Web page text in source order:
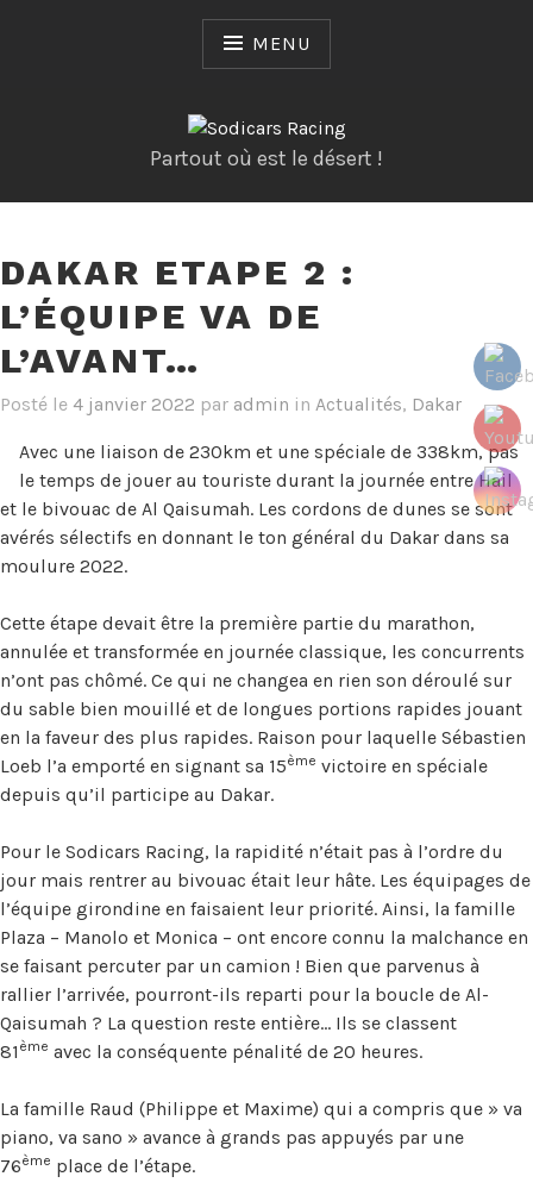
MENU
Partout où est le désert !
DAKAR ETAPE 2 :
L’ÉQUIPE VA DE
L’AVANT…
Posté le 4 janvier 2022 par admin in Actualités, Dakar
Avec une liaison de 230km et une spéciale de 338km, pas
le temps de jouer au touriste durant la journée entre Hail
et le bivouac de Al Qaisumah. Les cordons de dunes se sont
avérés sélectifs en donnant le ton général du Dakar dans sa
moulure 2022.
Cette étape devait être la première partie du marathon,
annulée et transformée en journée classique, les concurrents
n’ont pas chômé. Ce qui ne changea en rien son déroulé sur
du sable bien mouillé et de longues portions rapides jouant
en la faveur des plus rapides. Raison pour laquelle Sébastien
Loeb l’a emporté en signant sa 15ème victoire en spéciale
depuis qu’il participe au Dakar.
Pour le Sodicars Racing, la rapidité n’était pas à l’ordre du
jour mais rentrer au bivouac était leur hâte. Les équipages de
l’équipe girondine en faisaient leur priorité. Ainsi, la famille
Plaza – Manolo et Monica – ont encore connu la malchance en
se faisant percuter par un camion ! Bien que parvenus à
rallier l’arrivée, pourront-ils reparti pour la boucle de Al-
Qaisumah ? La question reste entière… Ils se classent
81 ème avec la conséquente pénalité de 20 heures.
La famille Raud (Philippe et Maxime) qui a compris que » va
piano, va sano » avance à grands pas appuyés par une
76ème place de l’étape.